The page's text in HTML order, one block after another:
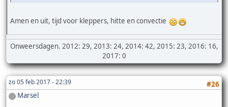
Amen en uit, tijd voor kleppers, hitte en convectie
Onweersdagen. 2012: 29, 2013: 24, 2014: 42, 2015: 23, 2016: 16,
2017: 0
zo 05 feb 2017 - 22:39
#26
Marsel